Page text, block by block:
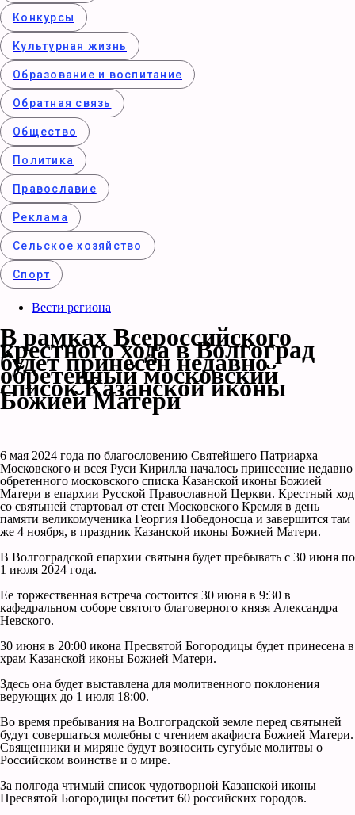
Конкурcы
Культурная жизнь
Образование и воспитание
Обратная связь
Общество
Политика
Православие
Реклама
Сельское хозяйство
Спорт
Вести региона
В рамках Всероссийского
крестного хода в Волгоград
будет принесён недавно
обретенный московский
список Казанской иконы
Божией Матери
6 мая 2024 года по благословению Святейшего Патриарха
Московского и всея Руси Кирилла началось принесение недавно
обретенного московского списка Казанской иконы Божией
Матери в епархии Русской Православной Церкви. Крестный ход
со святыней стартовал от стен Московского Кремля в день
памяти великомученика Георгия Победоносца и завершится там
же 4 ноября, в праздник Казанской иконы Божией Матери.
В Волгоградской епархии святыня будет пребывать с 30 июня по
1 июля 2024 года.
Ее торжественная встреча состоится 30 июня в 9:30 в
кафедральном соборе святого благоверного князя Александра
Невского.
30 июня в 20:00 икона Пресвятой Богородицы будет принесена в
храм Казанской иконы Божией Матери.
Здесь она будет выставлена для молитвенного поклонения
верующих до 1 июля 18:00.
Во время пребывания на Волгоградской земле перед святыней
будут совершаться молебны с чтением акафиста Божией Матери.
Священники и миряне будут возносить сугубые молитвы о
Российском воинстве и о мире.
За полгода чтимый список чудотворной Казанской иконы
Пресвятой Богородицы посетит 60 российских городов.